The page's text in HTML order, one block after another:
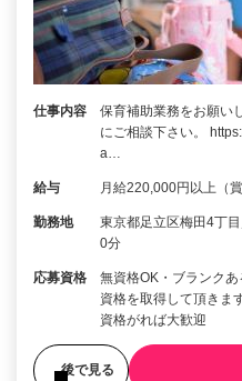
仕事内容
保育補助業務をお願い
にご相談下さい。
a…
給与 月給220,000円以上（
勤務地
東京都足立区梅田4丁
0分
応募資格
無資格OK・ブランク
資格を取得して頂き
資格がれば大歓迎
後で見る